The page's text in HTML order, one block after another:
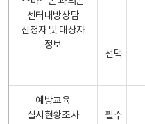
센터내방상담
신청자 및 대상자
정보
선택
예방교육
실시현황조사
필수